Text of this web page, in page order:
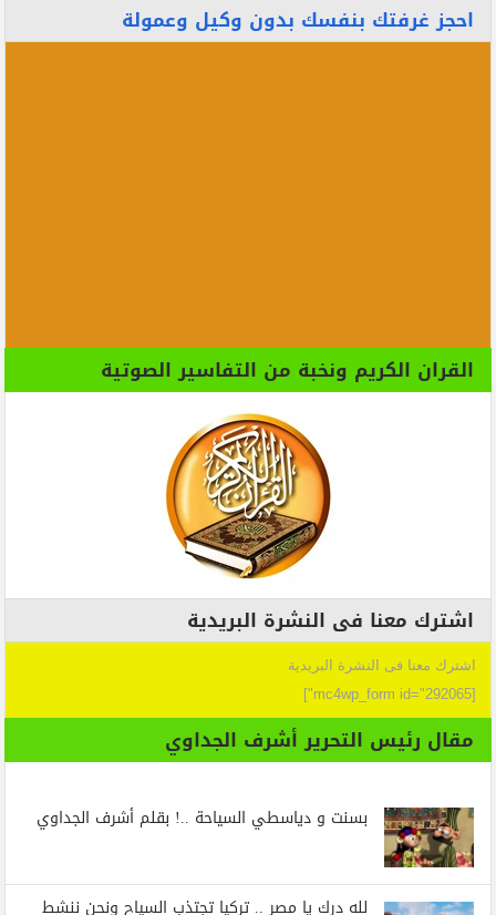
احجز غرفتك بنفسك بدون وكيل وعمولة
القران الكريم ونخبة من التفاسير الصوتية
اشترك معنا فى النشرة البريدية
اشترك معنا فى النشرة البريدية
[mc4wp_form id="292065"]
مقال رئيس التحرير أشرف الجداوي
بسنت و دياسطي السياحة ..! بقلم أشرف الجداوي
لله درك يا مصر .. تركيا تجتذب السياح ونحن ننشط